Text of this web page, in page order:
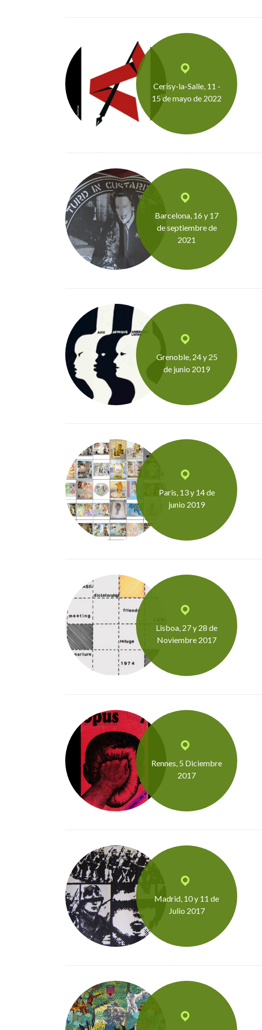
Cerisy-la-Salle, 11 -
15 de mayo de 2022
Barcelona, 16 y 17
de septiembre de
2021
Grenoble, 24 y 25
de junio 2019
Paris, 13 y 14 de
junio 2019
Lisboa, 27 y 28 de
Noviembre 2017
Rennes, 5 Diciembre
2017
Madrid, 10 y 11 de
Julio 2017